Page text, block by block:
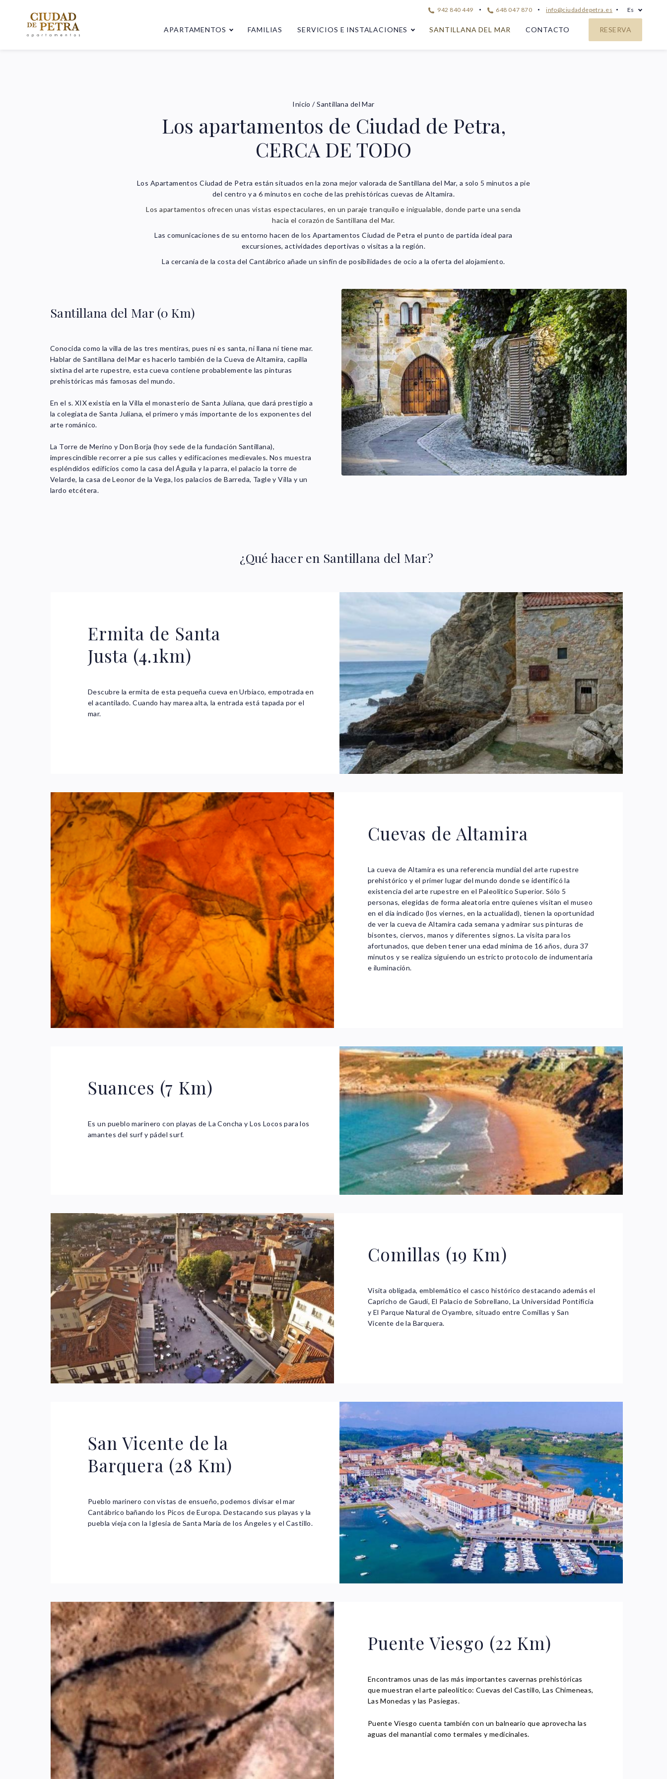
942 840 449 648 047 870 info@ciudaddepetra.es Es
APARTAMENTOS FAMILIAS SERVICIOS E INSTALACIONES SANTILLANA DEL MAR CONTACTO RESERVA
Inicio /Santillana del Mar
Los apartamentos de Ciudad de Petra,
CERCA DE TODO
Los Apartamentos Ciudad de Petra están situados en la zona mejor valorada de Santillana del Mar, a solo 5 minutos a pie
del centro y a 6 minutos en coche de las prehistóricas cuevas de Altamira.
Los apartamentos ofrecen unas vistas espectaculares, en un paraje tranquilo e inigualable, donde parte una senda
hacia el corazón de Santillana del Mar.
Las comunicaciones de su entorno hacen de los Apartamentos Ciudad de Petra el punto de partida ideal para
excursiones, actividades deportivas o visitas a la región.
La cercanía de la costa del Cantábrico añade un sinfín de posibilidades de ocio a la oferta del alojamiento.
Santillana del Mar (0 Km)
Conocida como la villa de las tres mentiras, pues ni es santa, ni llana ni tiene mar.
Hablar de Santillana del Mar es hacerlo también de la Cueva de Altamira, capilla
sixtina del arte rupestre, esta cueva contiene probablemente las pinturas
prehistóricas más famosas del mundo.
En el s. XIX existía en la Villa el monasterio de Santa Juliana, que dará prestigio a
la colegiata de Santa Juliana, el primero y más importante de los exponentes del
arte románico.
La Torre de Merino y Don Borja (hoy sede de la fundación Santillana),
imprescindible recorrer a pie sus calles y edificaciones medievales. Nos muestra
espléndidos edificios como la casa del Águila y la parra, el palacio la torre de
Velarde, la casa de Leonor de la Vega, los palacios de Barreda, Tagle y Villa y un
lardo etcétera.
¿Qué hacer en Santillana del Mar?
Ermita de Santa
Justa (4.1km)
Descubre la ermita de esta pequeña cueva en Urbiaco, empotrada en
el acantilado. Cuando hay marea alta, la entrada está tapada por el
mar.
Cuevas de Altamira
La cueva de Altamira es una referencia mundial del arte rupestre
prehistórico y el primer lugar del mundo donde se identificó la
existencia del arte rupestre en el Paleolítico Superior. Sólo 5
personas, elegidas de forma aleatoria entre quienes visitan el museo
en el día indicado (los viernes, en la actualidad), tienen la oportunidad
de ver la cueva de Altamira cada semana y admirar sus pinturas de
bisontes, ciervos, manos y diferentes signos. La visita para los
afortunados, que deben tener una edad mínima de 16 años, dura 37
minutos y se realiza siguiendo un estricto protocolo de indumentaria
e iluminación.
Suances (7 Km)
Es un pueblo marinero con playas de La Concha y Los Locos para los
amantes del surf y pádel surf.
Comillas (19 Km)
Visita obligada, emblemático el casco histórico destacando además el
Capricho de Gaudí, El Palacio de Sobrellano, La Universidad Pontificia
y El Parque Natural de Oyambre, situado entre Comillas y San
Vicente de la Barquera.
San Vicente de la
Barquera (28 Km)
Pueblo marinero con vistas de ensueño, podemos divisar el mar
Cantábrico bañando los Picos de Europa. Destacando sus playas y la
puebla vieja con la Iglesia de Santa María de los Ángeles y el Castillo.
Puente Viesgo (22 Km)
Encontramos unas de las más importantes cavernas prehistóricas
que muestran el arte paleolítico: Cuevas del Castillo, Las Chimeneas,
Las Monedas y las Pasiegas.
Puente Viesgo cuenta también con un balneario que aprovecha las
aguas del manantial como termales y medicinales.